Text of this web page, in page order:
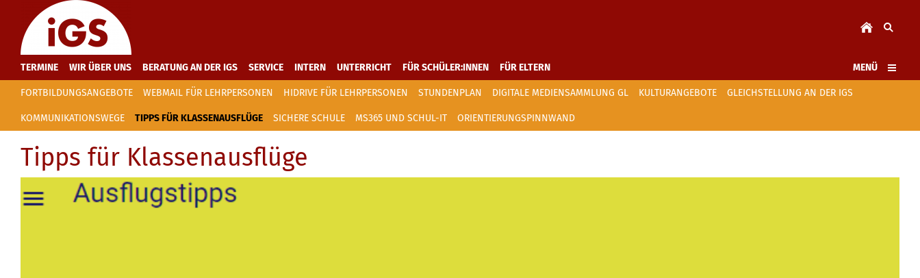
TERMINE WIR ÜBER UNS BERATUNG AN DER IGS SERVICE INTERN UNTERRICHT FÜR SCHÜLER:INNEN FÜR ELTERN MENÜ
FORTBILDUNGSANGEBOTE WEBMAIL FÜR LEHRPERSONEN HIDRIVE FÜR LEHRPERSONEN STUNDENPLAN DIGITALE MEDIENSAMMLUNG GL KULTURANGEBOTE GLEICHSTELLUNG AN DER IGS
KOMMUNIKATIONSWEGE TIPPS FÜR KLASSENAUSFLÜGE SICHERE SCHULE MS365 UND SCHUL-IT ORIENTIERUNGSPINNWAND
Tipps für Klassenausflüge